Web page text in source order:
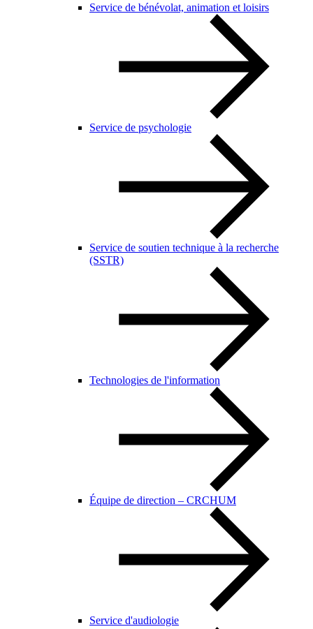
Service de bénévolat, animation et loisirs
Service de psychologie
Service de soutien technique à la recherche
(SSTR)
Technologies de l'information
Équipe de direction – CRCHUM
Service d'audiologie